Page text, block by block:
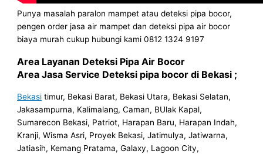
Punya masalah paralon mampet atau deteksi pipa bocor,
pengen order jasa air mampet dan deteksi pipa air bocor
biaya murah cukup hubungi kami 0812 1324 9197
Area Layanan Deteksi Pipa Air Bocor
Area Jasa Service Deteksi pipa bocor di Bekasi ;
Bekasi timur, Bekasi Barat, Bekasi Utara, Bekasi Selatan,
Jakasampurna, Kalimalang, Caman, BUlak Kapal,
Sumarecon Bekasi, Patriot, Harapan Baru, Harapan Indah,
Kranji, Wisma Asri, Proyek Bekasi, Jatimulya, Jatiwarna,
Jatiasih, Kemang Pratama, Galaxy, Lagoon City,